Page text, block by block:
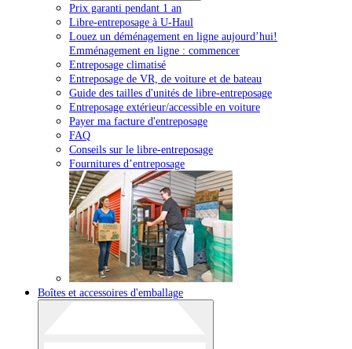
Prix garanti pendant 1 an
Libre-entreposage à U-Haul
Louez un déménagement en ligne aujourd’hui!
Emménagement en ligne : commencer
Entreposage climatisé
Entreposage de VR, de voiture et de bateau
Guide des tailles d'unités de libre-entreposage
Entreposage extérieur/accessible en voiture
Payer ma facture d'entreposage
FAQ
Conseils sur le libre-entreposage
Fournitures d’entreposage
Boîtes et accessoires d'emballage